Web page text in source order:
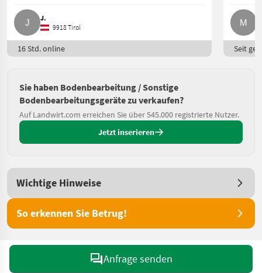
J.
9918 Tirol
16 Std. online Seit
Sie haben Bodenbearbeitung / Sonstige
Bodenbearbeitungsgeräte zu verkaufen?
Auf Landwirt.com erreichen Sie über 545.000 registrierte Nutzer.
Jetzt inserieren
Wichtige Hinweise
So erkennen Sie Betrug!
Anfrage senden